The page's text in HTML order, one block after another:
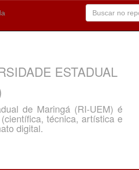
ESTADUAL
de Maringá (RI-UEM) é
técnica, artística e
digital.